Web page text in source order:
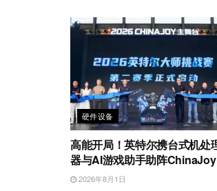
硬件设备
高能开局！英特尔携台式机处
器与AI游戏助手助阵ChinaJoy
2026年8月1日